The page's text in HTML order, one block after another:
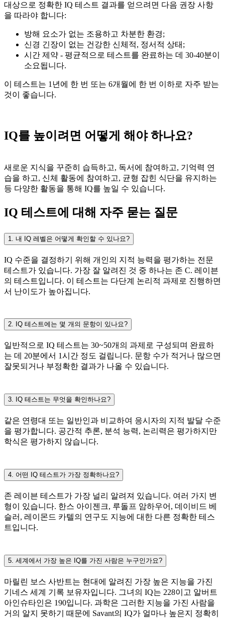
대상으로 정확한 IQ 테스트 결과를 얻으려면 다음 권장 사항
을 따라야 합니다:
방해 요소가 없는 조용하고 차분한 환경;
신경 긴장이 없는 건강한 신체적, 정서적 상태;
시간 제약 - 평균적으로 테스트를 완료하는 데 30-40분이
소요됩니다.
이 테스트는 1년에 한 번 또는 6개월에 한 번 이하로 자주 받는
것이 좋습니다.
IQ를 높이려면 어떻게 해야 하나요?
새로운 지식을 꾸준히 습득하고, 독서에 참여하고, 기억력 연
습을 하고, 신체 활동에 참여하고, 균형 잡힌 식단을 유지하는
등 다양한 활동을 통해 IQ를 높일 수 있습니다.
IQ 테스트에 대해 자주 묻는 질문
1. 내 IQ 레벨은 어떻게 확인할 수 있나요?
IQ 수준을 결정하기 위해 개인의 지적 능력을 평가하는 전문
테스트가 있습니다. 가장 잘 알려진 것 중 하나는 존 C. 레이븐
의 테스트입니다. 이 테스트는 다단계 논리적 과제로 진행하면
서 난이도가 높아집니다.
2. IQ 테스트에는 몇 개의 문항이 있나요?
일반적으로 IQ 테스트는 30~50개의 과제로 구성되며 완료하
는 데 20분에서 1시간 정도 걸립니다. 문항 수가 적거나 많으면
잘못되거나 부정확한 결과가 나올 수 있습니다.
3. IQ 테스트는 무엇을 확인하나요?
같은 연령대 또는 일반인과 비교하여 응시자의 지적 발달 수준
을 평가합니다. 공간적 추론, 분석 능력, 논리력은 평가하지만
학식은 평가하지 않습니다.
4. 어떤 IQ 테스트가 가장 정확하나요?
존 레이븐 테스트가 가장 널리 알려져 있습니다. 여러 가지 변
형이 있습니다. 한스 아이젠크, 루돌프 암하우어, 데이비드 베
슬러, 레이몬드 카텔의 연구도 지능에 대한 다른 정확한 테스
트입니다.
5. 세계에서 가장 높은 IQ를 가진 사람은 누구인가요?
마릴린 보스 사반트는 현대에 알려진 가장 높은 지능을 가진
기네스 세계 기록 보유자입니다. 그녀의 IQ는 228이고 알버트
아인슈타인은 190입니다. 과학은 그러한 지능을 가진 사람을
거의 알지 못하기 때문에 Savant의 IQ가 얼마나 높은지 정확히